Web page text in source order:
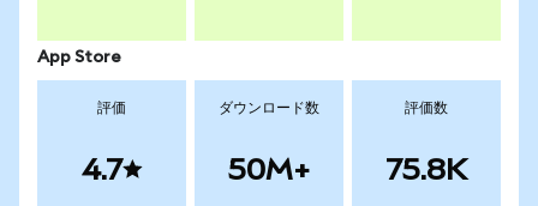
App Store
評価
4.7
ダウンロード数
50M+
評価数
75.8K